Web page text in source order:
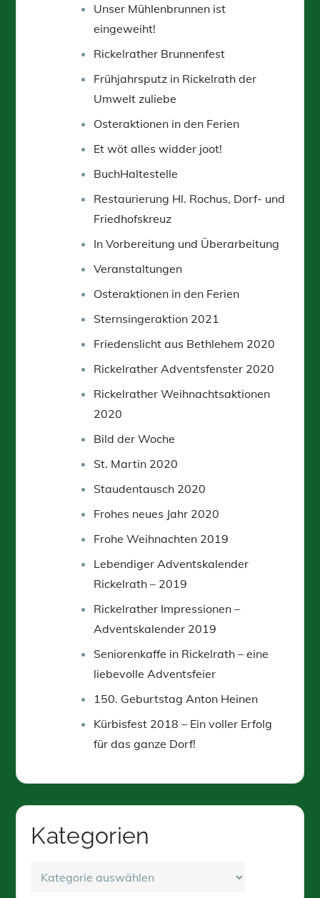
Unser Mühlenbrunnen ist
eingeweiht!
Rickelrather Brunnenfest
Frühjahrsputz in Rickelrath der
Umwelt zuliebe
Osteraktionen in den Ferien
Et wöt alles widder joot!
BuchHaltestelle
Restaurierung Hl. Rochus, Dorf- und
Friedhofskreuz
In Vorbereitung und Überarbeitung
Veranstaltungen
Osteraktionen in den Ferien
Sternsingeraktion 2021
Friedenslicht aus Bethlehem 2020
Rickelrather Adventsfenster 2020
Rickelrather Weihnachtsaktionen
2020
Bild der Woche
St. Martin 2020
Staudentausch 2020
Frohes neues Jahr 2020
Frohe Weihnachten 2019
Lebendiger Adventskalender
Rickelrath – 2019
Rickelrather Impressionen –
Adventskalender 2019
Seniorenkaffe in Rickelrath – eine
liebevolle Adventsfeier
150. Geburtstag Anton Heinen
Kürbisfest 2018 – Ein voller Erfolg
für das ganze Dorf!
Kategorien
Kategorien